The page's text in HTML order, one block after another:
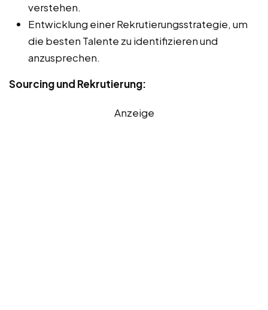
verstehen.
Entwicklung einer Rekrutierungsstrategie, um
die besten Talente zu identifizieren und
anzusprechen.
Sourcing und Rekrutierung:
Anzeige